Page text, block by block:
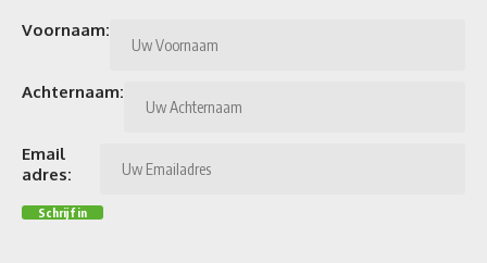
Voornaam:
Achternaam:
Email
adres: